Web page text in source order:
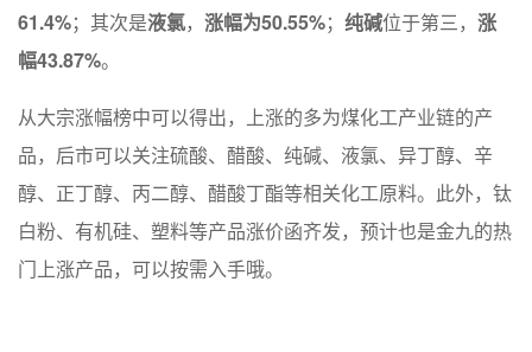
61.4%；其次是液氯， 涨幅为50.55%； 纯碱位于第三， 涨
幅43.87%。
从大宗涨幅榜中可以得出，上涨的多为煤化工产业链的产
品，后市可以关注硫酸、醋酸、纯碱、液氯、异丁醇、辛
醇、正丁醇、丙二醇、醋酸丁酯等相关化工原料。此外，钛
白粉、有机硅、塑料等产品涨价函齐发，预计也是金九的热
门上涨产品，可以按需入手哦。